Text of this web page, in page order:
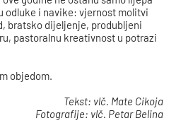
odluke i navike: vjernost molitvi
bratsko dijeljenje, produbljeni
pastoralnu kreativnost u potrazi
objedom.
Tekst: vlč. Mate Cikoja
Fotografije: vlč. Petar Belina